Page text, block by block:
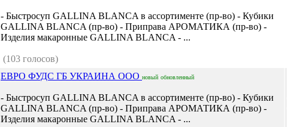
- Быстросуп GALLINA BLANCA в ассортименте (пр-во) - Кубики
GALLINA BLANCA (пр-во) - Приправа АРОМАТИКА (пр-во) -
Изделия макаронные GALLINA BLANCA - ...
(103 голосов)
ЕВРО ФУДС ГБ УКРАИНА ООО новый обновленный
- Быстросуп GALLINA BLANCA в ассортименте (пр-во) - Кубики
GALLINA BLANCA (пр-во) - Приправа АРОМАТИКА (пр-во) -
Изделия макаронные GALLINA BLANCA - ...